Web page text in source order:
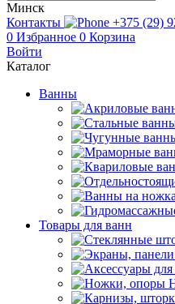
Минск
Контакты
+375 (29)
0 Избранное 0 Корзина
Войти
Каталог
Ванны
Товары для ванн